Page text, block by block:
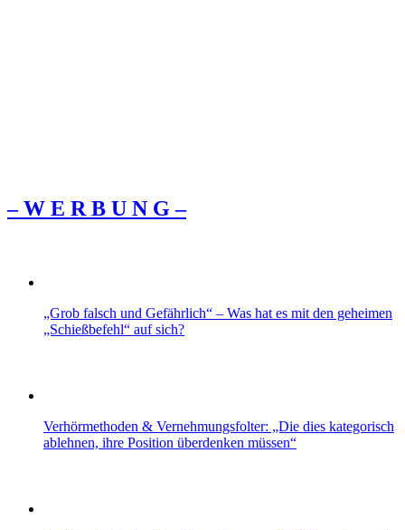
– W Ε R Β U Ν G –
„Grob falsch und Gefährlich“ – Was hat es mit den geheimen
„Schießbefehl“ auf sich?
Verhörmethoden & Vernehmungsfolter: „Die dies kategorisch
ablehnen, ihre Position überdenken müssen“